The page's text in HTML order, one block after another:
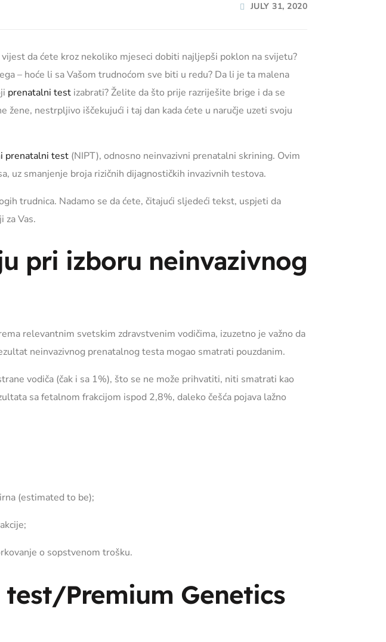
JULY 31, 2020
da ćete kroz nekoliko mjeseci dobiti najljepši poklon na svijetu?
– hoće li sa Vašom trudnoćom sve biti u redu? Da li je ta malena
prenatalni test izabrati? Želite da što prije razriješite brige i da se
nestrpljivo iščekujući i taj dan kada ćete u naručje uzeti svoju
prenatalni test (NIPT), odnosno neinvazivni prenatalni skrining. Ovim
uz smanjenje broja rizičnih dijagnostičkih invazivnih testova.
trudnica. Nadamo se da ćete, čitajući sljedeći tekst, uspjeti da
za Vas.
pri izboru neinvazivnog
relevantnim svetskim zdravstvenim vodičima, izuzetno je važno da
neinvazivnog prenatalnog testa mogao smatrati pouzdanim.
vodiča (čak i sa 1%), što se ne može prihvatiti, niti smatrati kao
sa fetalnom frakcijom ispod 2,8%, daleko češća pojava lažno
(estimated to be);
o sopstvenom trošku.
Premium Genetics